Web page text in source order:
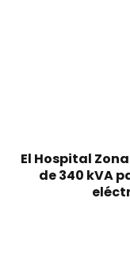
El Hospital
de 340 kVA